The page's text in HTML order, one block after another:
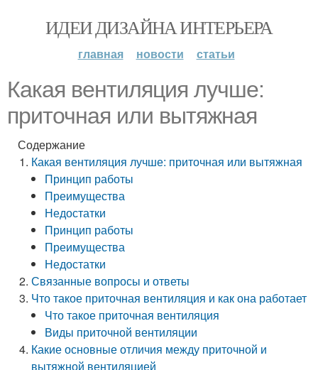
ИДЕИ ДИЗАЙНА ИНТЕРЬЕРА
главная новости статьи
Какая вентиляция лучше:
приточная или вытяжная
Содержание
Какая вентиляция лучше: приточная или вытяжная
Принцип работы
Преимущества
Недостатки
Принцип работы
Преимущества
Недостатки
Связанные вопросы и ответы
Что такое приточная вентиляция и как она работает
Что такое приточная вентиляция
Виды приточной вентиляции
Какие основные отличия между приточной и
вытяжной вентиляцией